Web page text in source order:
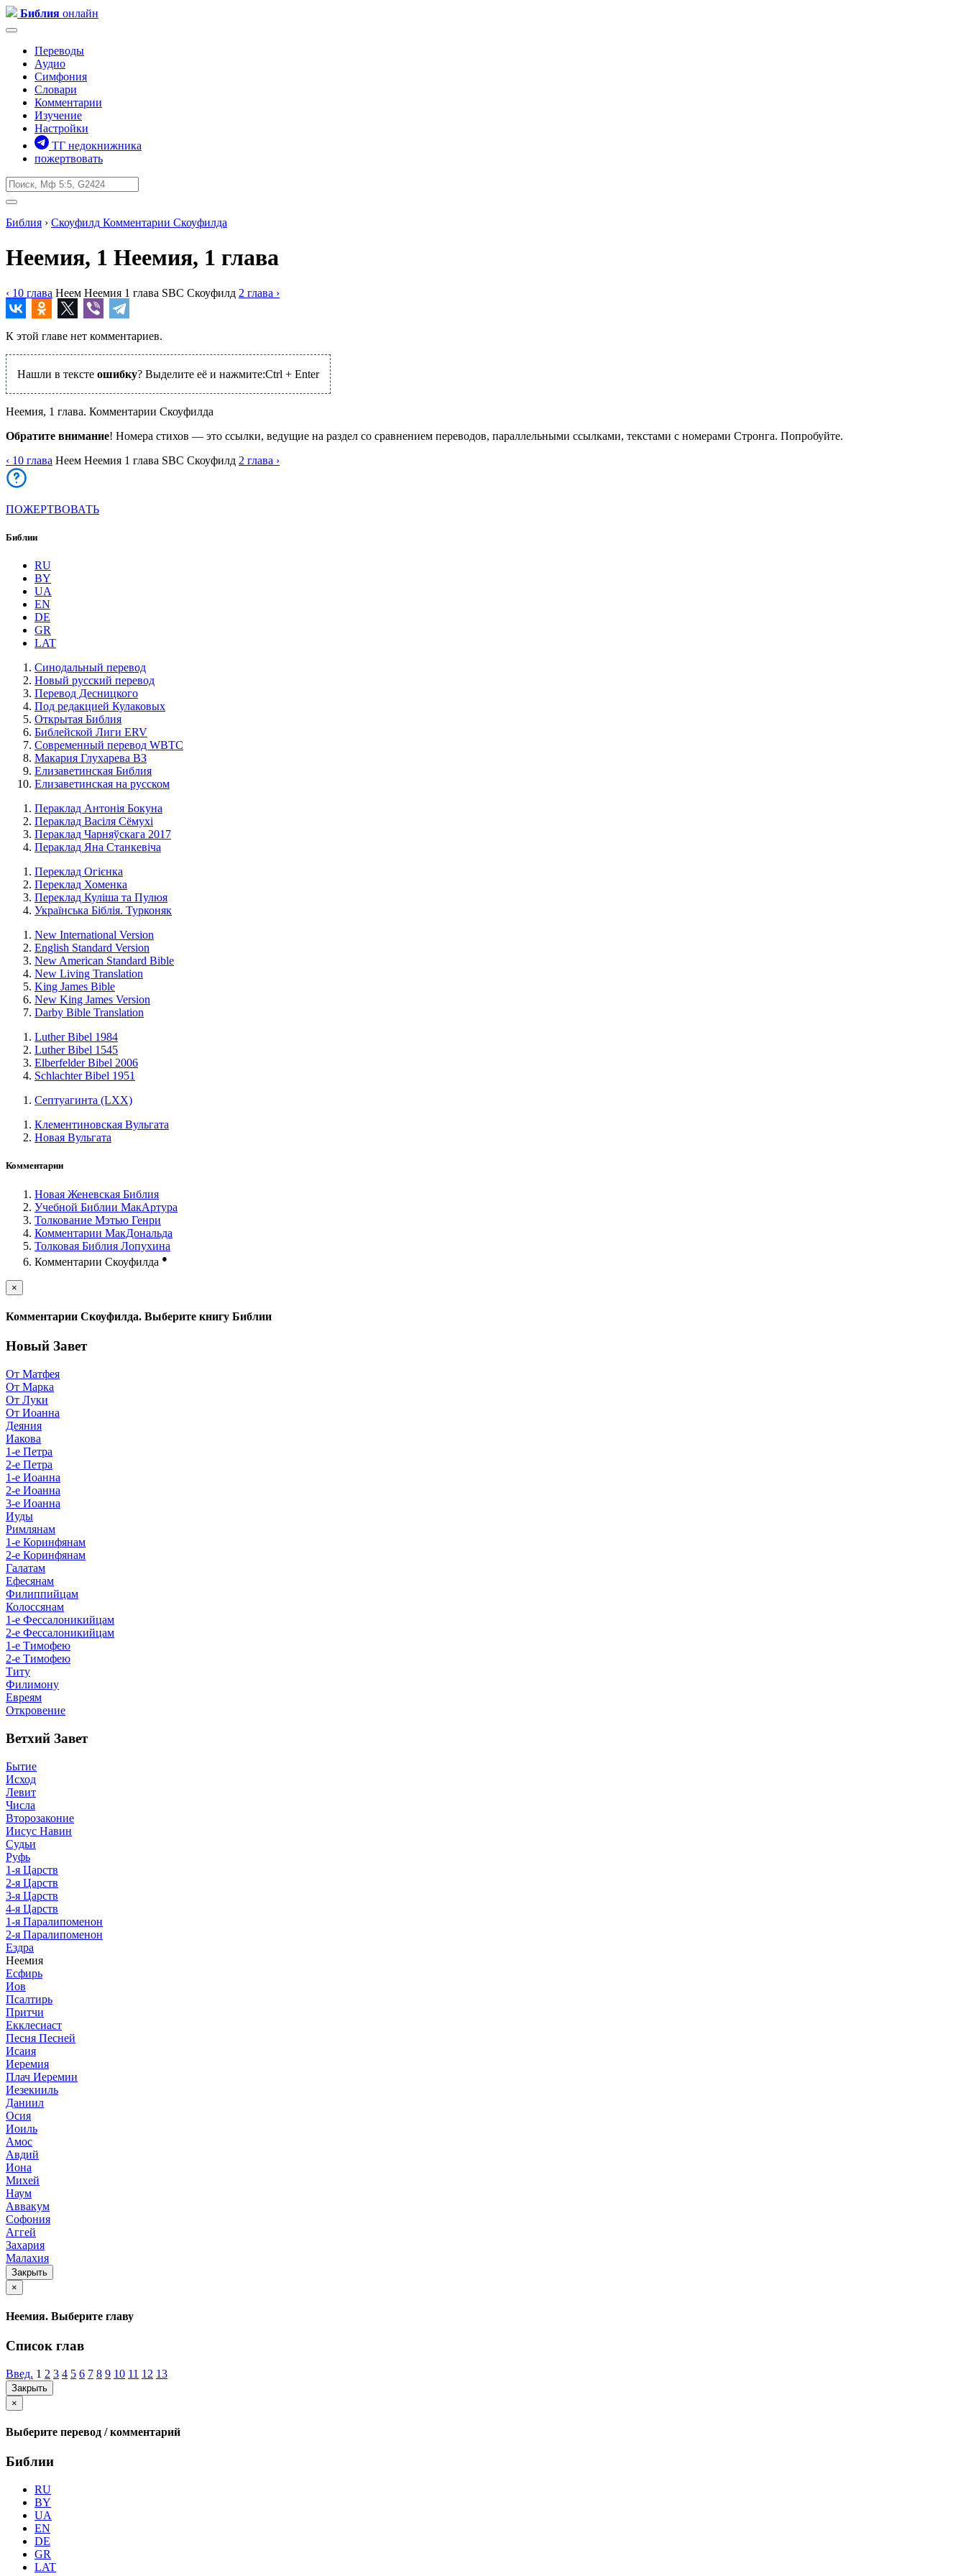
Библия онлайн
Переводы
Аудио
Симфония
Словари
Комментарии
Изучение
Настройки
ТГ недокнижника
пожертвовать
Библия › Скоуфилд Комментарии Скоуфилда
Неемия, 1 Неемия, 1 глава
‹ 10 глава Неем Неемия 1 глава SBC Скоуфилд 2 глава ›
К этой главе нет комментариев.
Нашли в тексте ошибку? Выделите её и нажмите:Ctrl + Enter
Неемия, 1 глава. Комментарии Скоуфилда
Обратите внимание! Номера стихов — это ссылки, ведущие на раздел со сравнением переводов, параллельными ссылками, текстами с номерами Стронга. Попробуйте.
‹ 10 глава Неем Неемия 1 глава SBC Скоуфилд 2 глава ›
ПОЖЕРТВОВАТЬ
Библии
RU
BY
UA
EN
DE
GR
LAT
Синодальный перевод
Новый русский перевод
Перевод Десницкого
Под редакцией Кулаковых
Открытая Библия
Библейской Лиги ERV
Cовременный перевод WBTC
Макария Глухарева ВЗ
Елизаветинская Библия
Елизаветинская на русском
Пераклад Антонія Бокуна
Пераклад Васіля Сёмухі
Пераклад Чарняўскага 2017
Пераклад Яна Станкевіча
Переклад Огієнка
Переклад Хоменка
Переклад Куліша та Пулюя
Українська Біблія. Турконяк
New International Version
English Standard Version
New American Standard Bible
New Living Translation
King James Bible
New King James Version
Darby Bible Translation
Luther Bibel 1984
Luther Bibel 1545
Elberfelder Bibel 2006
Schlachter Bibel 1951
Септуагинта (LXX)
Клементиновская Вульгата
Новая Вульгата
Комментарии
Новая Женевская Библия
Учебной Библии МакАртура
Толкование Мэтью Генри
Комментарии МакДональда
Толковая Библия Лопухина
Комментарии Скоуфилда ●
×
Комментарии Скоуфилда. Выберите книгу Библии
Новый Завет
От Матфея
От Марка
От Луки
От Иоанна
Деяния
Иакова
1-е Петра
2-е Петра
1-е Иоанна
2-е Иоанна
3-е Иоанна
Иуды
Римлянам
1-е Коринфянам
2-е Коринфянам
Галатам
Ефесянам
Филиппийцам
Колоссянам
1-е Фессалоникийцам
2-е Фессалоникийцам
1-е Тимофею
2-е Тимофею
Титу
Филимону
Евреям
Откровение
Ветхий Завет
Бытие
Исход
Левит
Числа
Второзаконие
Иисус Навин
Судьи
Руфь
1-я Царств
2-я Царств
3-я Царств
4-я Царств
1-я Паралипоменон
2-я Паралипоменон
Ездра
Неемия
Есфирь
Иов
Псалтирь
Притчи
Екклесиаст
Песня Песней
Исаия
Иеремия
Плач Иеремии
Иезекииль
Даниил
Осия
Иоиль
Амос
Авдий
Иона
Михей
Наум
Аввакум
Софония
Аггей
Захария
Малахия
Закрыть
×
Неемия. Выберите главу
Список глав
Введ. 1 2 3 4 5 6 7 8 9 10 11 12 13
Закрыть
×
Выберите перевод / комментарий
Библии
RU
BY
UA
EN
DE
GR
LAT